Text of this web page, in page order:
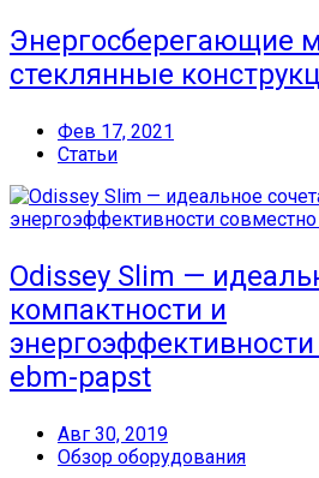
Энергосберегающие
стеклянные
Фев 17, 2021
Статьи
Odissey Slim —
компактности и
ebm-papst
Авг 30, 2019
Обзор оборудования